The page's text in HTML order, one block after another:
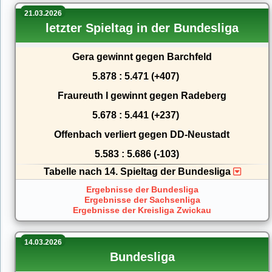
21.03.2026
letzter Spieltag in der Bundesliga
Gera gewinnt gegen Barchfeld
5.878 : 5.471 (+407)
Fraureuth I gewinnt gegen Radeberg
5.678 : 5.441 (+237)
Offenbach verliert gegen DD-Neustadt
5.583 : 5.686 (-103)
Tabelle nach 14. Spieltag der Bundesliga
Ergebnisse der Bundesliga
Ergebnisse der Sachsenliga
Ergebnisse der Kreisliga Zwickau
14.03.2026
Bundesliga